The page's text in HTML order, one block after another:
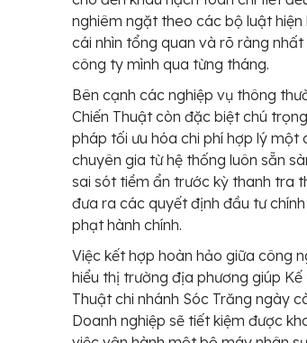
nghiêm ngặt theo các bộ luật hiện
cái nhìn tổng quan và rõ ràng nhất
công ty mình qua từng tháng.
Bên cạnh các nghiệp vụ thông
Chiến Thuật còn đặc biệt chú
pháp tối ưu hóa chi phí hợp lý một
chuyên gia từ hệ thống luôn sẵn
sai sót tiềm ẩn trước kỳ thanh tra
đưa ra các quyết định đầu tư
phạt hành chính.
Việc kết hợp hoàn hảo giữa công
hiểu thị trường địa phương giúp
Thuật chi nhánh Sóc Trăng ngày
Doanh nghiệp sẽ tiết kiệm được